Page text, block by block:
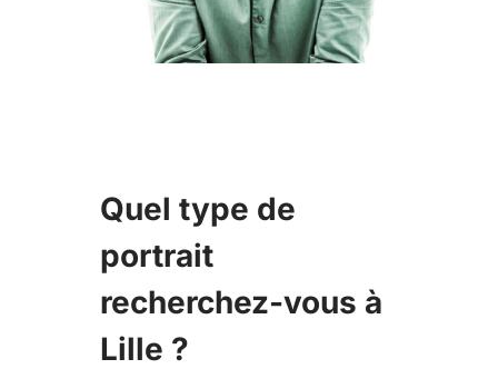
Quel type de
portrait
recherchez-vous à
Lille ?